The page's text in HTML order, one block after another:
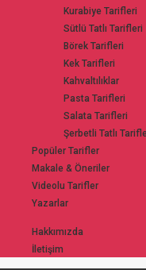
Kurabiye Tarifleri
Sütlü Tatlı Tarifleri
Börek Tarifleri
Kek Tarifleri
Kahvaltılıklar
Pasta Tarifleri
Salata Tarifleri
Şerbetli Tatlı
Popüler Tarifler
Makale & Öneriler
Videolu Tarifler
Yazarlar
Hakkımızda
İletişim